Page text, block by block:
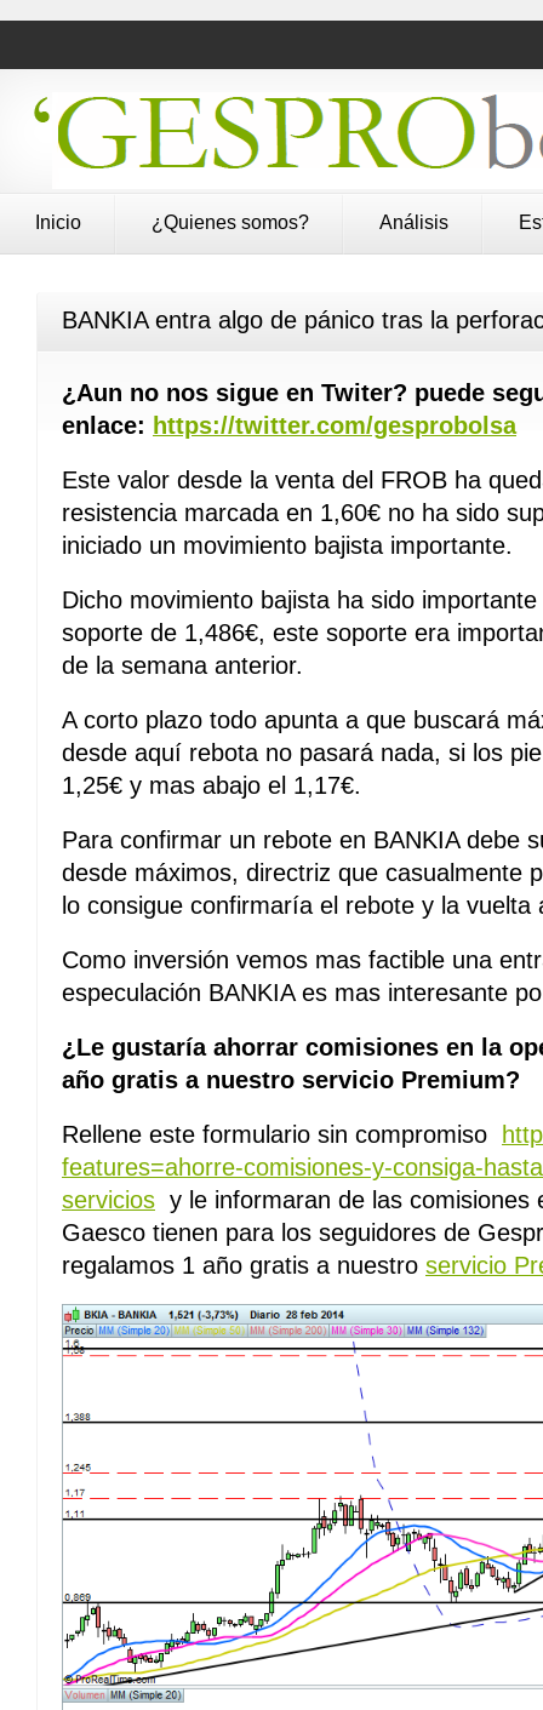
Inicio ¿Quienes somos? Análisis
BANKIA entra algo de pánico tras la
¿Aun no nos sigue en Twiter? puede
enlace: https://twitter.com/gesprobolsa
Este valor desde la venta del FROB ha
resistencia marcada en 1,60€ no ha sido
iniciado un movimiento bajista importante.
Dicho movimiento bajista ha sido
soporte de 1,486€, este soporte era
de la semana anterior.
A corto plazo todo apunta a que buscará
desde aquí rebota no pasará nada, si los
1,25€ y mas abajo el 1,17€.
Para confirmar un rebote en BANKIA debe
desde máximos, directriz que casualmente
lo consigue confirmaría el rebote y la vuelta
Como inversión vemos mas factible una
especulación BANKIA es mas interesante
¿Le gustaría ahorrar comisiones en la
año gratis a nuestro servicio Premium?
Rellene este formulario sin compromiso
features=ahorre-comisiones-y-consiga-
servicios y le informaran de las comisiones
Gaesco tienen para los seguidores de
regalamos 1 año gratis a nuestro servicio